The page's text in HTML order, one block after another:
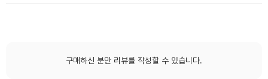
구매하신 분만 리뷰를 작성할 수 있습니다.